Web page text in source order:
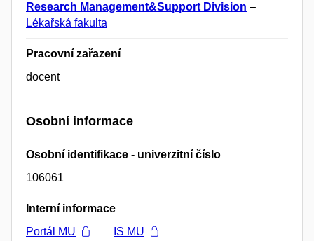
Research Management&Support Division –
Lékařská fakulta
Pracovní zařazení
docent
Osobní informace
Osobní identifikace - univerzitní číslo
106061
Interní informace
Portál MU
IS MU